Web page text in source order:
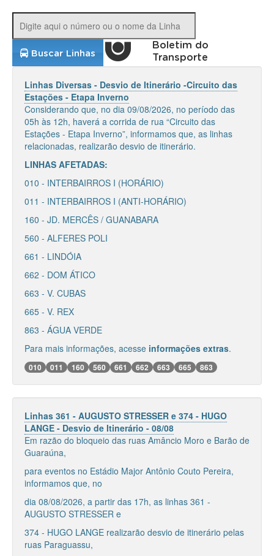
Buscar Linhas
Boletim do
Transporte
Linhas Diversas - Desvio de Itinerário -Circuito das
Estações - Etapa Inverno
Considerando que, no dia 09/08/2026, no período das
05h às 12h, haverá a corrida de rua “Circuito das
Estações - Etapa Inverno”, informamos que, as linhas
relacionadas, realizarão desvio de itinerário.
LINHAS AFETADAS:
010 - INTERBAIRROS I (HORÁRIO)
011 - INTERBAIRROS I (ANTI-HORÁRIO)
160 - JD. MERCÊS / GUANABARA
560 - ALFERES POLI
661 - LINDÓIA
662 - DOM ÁTICO
663 - V. CUBAS
665 - V. REX
863 - ÁGUA VERDE
Para mais informações, acesse informações extras.
010 011 160 560 661 662 663 665 863
Linhas 361 - AUGUSTO STRESSER e 374 - HUGO
LANGE - Desvio de Itinerário - 08/08
Em razão do bloqueio das ruas Amâncio Moro e Barão de
Guaraúna,
para eventos no Estádio Major Antônio Couto Pereira,
informamos que, no
dia 08/08/2026, a partir das 17h, as linhas 361 -
AUGUSTO STRESSER e
374 - HUGO LANGE realizarão desvio de itinerário pelas
ruas Paraguassu,